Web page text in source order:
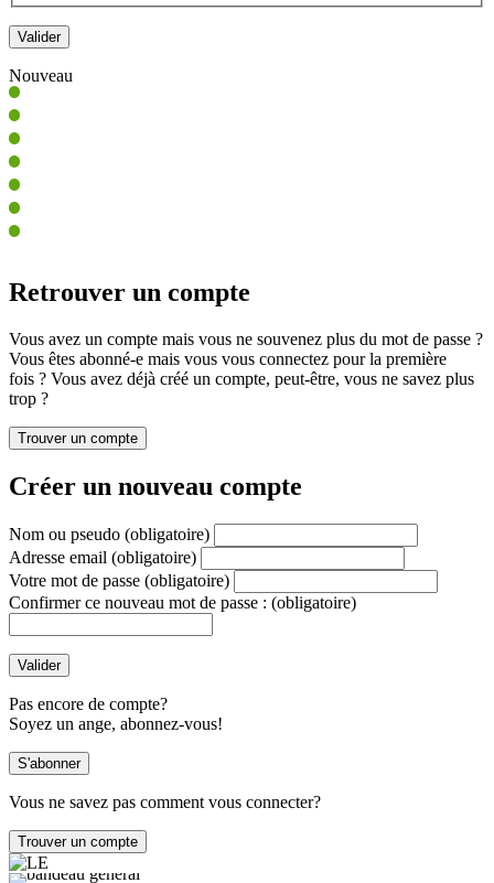
Nouveau
Retrouver un compte
Vous avez un compte mais vous ne souvenez plus du mot de passe ?
Vous êtes abonné-e mais vous vous connectez pour la première
fois ? Vous avez déjà créé un compte, peut-être, vous ne savez plus
trop ?
Créer un nouveau compte
Nom ou pseudo (obligatoire)
Adresse email (obligatoire)
Votre mot de passe (obligatoire)
Confirmer ce nouveau mot de passe : (obligatoire)
Pas encore de compte?
Soyez un ange, abonnez-vous!
Vous ne savez pas comment vous connecter?